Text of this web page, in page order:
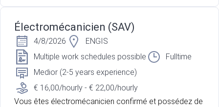
e entreprise dynamique et participer à des projets varié
s ? Cette opportunité est faite pour vous !
Électromécanicien (SAV)
4/8/2026
ENGIS
Multiple work schedules possible
Fulltime
Medior (2-5 years experience)
€ 16,00/hourly - € 22,00/hourly
Vous êtes électromécanicien confirmé et possédez de